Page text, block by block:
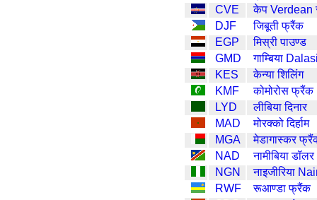
CVE
केप Verdean
DJF
जिबूती फ्रैंक
EGP
मिस्री पाउण्ड
GMD
गाम्बिया
KES
केन्या शिलिंग
KMF
कोमोरोस फ्रैंक
LYD
लीबिया दिनार
MAD
मोरक्को दिर्हाम
MGA
मेडागास्कर
NAD
नामीबिया डॉलर
NGN
नाइजीरिया
RWF
रूआण्डा फ्रैंक